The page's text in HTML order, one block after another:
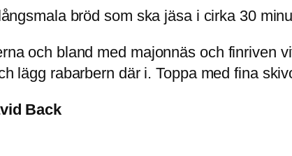
bröd som ska jäsa i cirka 30
och bland med majonnäs och finriven
lägg rabarbern där i. Toppa med fina
Back